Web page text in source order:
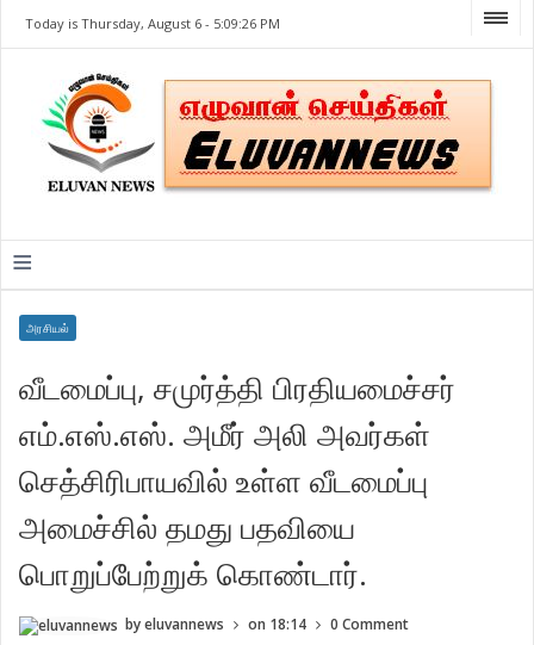
Today is Thursday, August 6 - 5:09:26 PM
≡
அரசியல்
வீடமைப்பு, சமுர்த்தி பிரதியமைச்சர்
எம்.எஸ்.எஸ். அமீர் அலி அவர்கள்
செத்சிரிபாயவில் உள்ள வீடமைப்பு
அமைச்சில் தமது பதவியை
பொறுப்பேற்றுக் கொண்டார்.
byeluvannews on 18:14 0 Comment